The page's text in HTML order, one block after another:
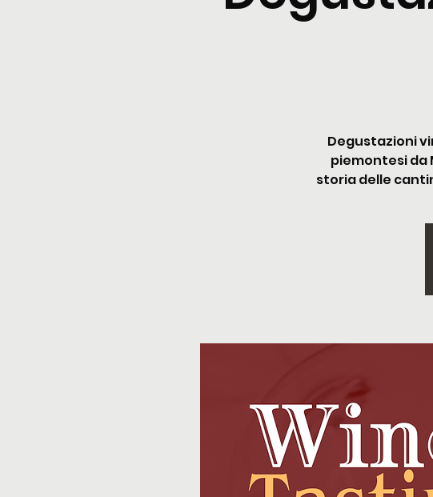
Degustazioni
piemontesi da
storia delle